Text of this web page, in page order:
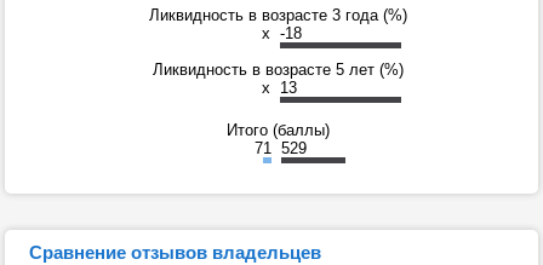
Ликвидность в возрасте 3 года (%)
x -18
Ликвидность в возрасте 5 лет (%)
x 13
Итого (баллы)
71 529
Сравнение отзывов владельцев